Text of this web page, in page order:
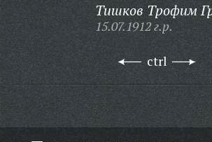
Тишков Трофим
15.07.1912 г.р.
ctrl